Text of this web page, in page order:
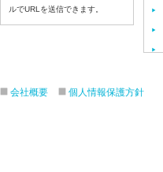
ルでURLを送信できます。
会社概要 個人情報保護方針